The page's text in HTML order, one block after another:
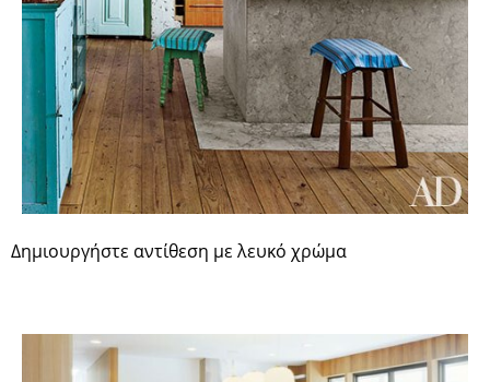
Δημιουργήστε αντίθεση με λευκό χρώμα